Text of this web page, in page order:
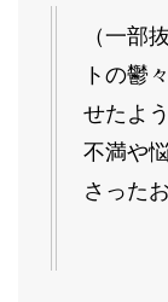
（一部
トの鬱
せたよ
不満や
さった